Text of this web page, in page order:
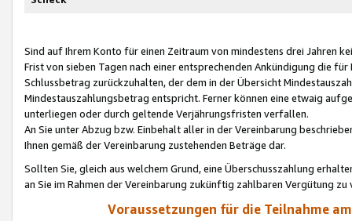
Sind auf Ihrem Konto für einen Zeitraum von mindestens drei Jahren
Frist von sieben Tagen nach einer entsprechenden Ankündigung die
Schlussbetrag zurückzuhalten, der dem in der Übersicht
Mindestauszahlungsbetrag entspricht. Ferner können eine etwaig
unterliegen oder durch geltende Verjährungsfristen verfallen.
An Sie unter Abzug bzw. Einbehalt aller in der Vereinbarung
Ihnen gemäß der Vereinbarung zustehenden Beträge dar.
Sollten Sie, gleich aus welchem Grund, eine Überschusszahlung
an Sie im Rahmen der Vereinbarung zukünftig zahlbaren Vergütung zu
Voraussetzungen für die Teilnahme